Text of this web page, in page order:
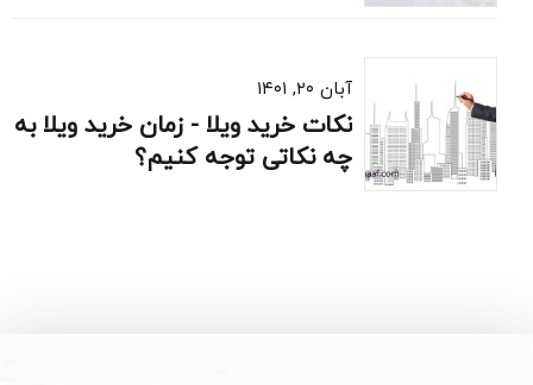
آبان ۲۰, ۱۴۰۱
نکات خرید ویلا - زمان خرید ویلا به
چه نکاتی توجه کنیم؟